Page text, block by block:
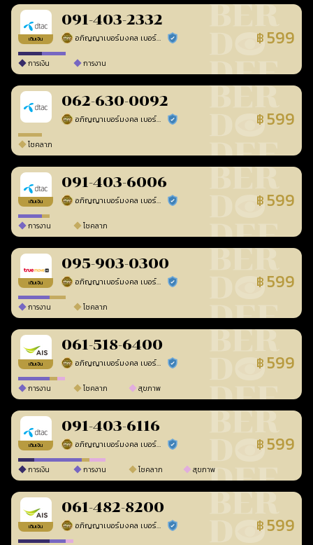
เติมเงิน
091-403-2332
อภิญญาเบอร์มงคล เบอร์สวยเลขศาสตร์ ร้านยืนยันแล้ว ฿ 599
การเงิน การงาน
062-630-0092
อภิญญาเบอร์มงคล เบอร์สวยเลขศาสตร์ ร้านยืนยันแล้ว ฿ 599
โชคลาภ
เติมเงิน
091-403-6006
อภิญญาเบอร์มงคล เบอร์สวยเลขศาสตร์ ร้านยืนยันแล้ว ฿ 599
การงาน โชคลาภ
เติมเงิน
095-903-0300
อภิญญาเบอร์มงคล เบอร์สวยเลขศาสตร์ ร้านยืนยันแล้ว ฿ 599
การงาน โชคลาภ
เติมเงิน
061-518-6400
อภิญญาเบอร์มงคล เบอร์สวยเลขศาสตร์ ร้านยืนยันแล้ว ฿ 599
การงาน โชคลาภ สุขภาพ
เติมเงิน
091-403-6116
อภิญญาเบอร์มงคล เบอร์สวยเลขศาสตร์ ร้านยืนยันแล้ว ฿ 599
การเงิน การงาน โชคลาภ สุขภาพ
เติมเงิน
061-482-8200
อภิญญาเบอร์มงคล เบอร์สวยเลขศาสตร์ ร้านยืนยันแล้ว ฿ 599